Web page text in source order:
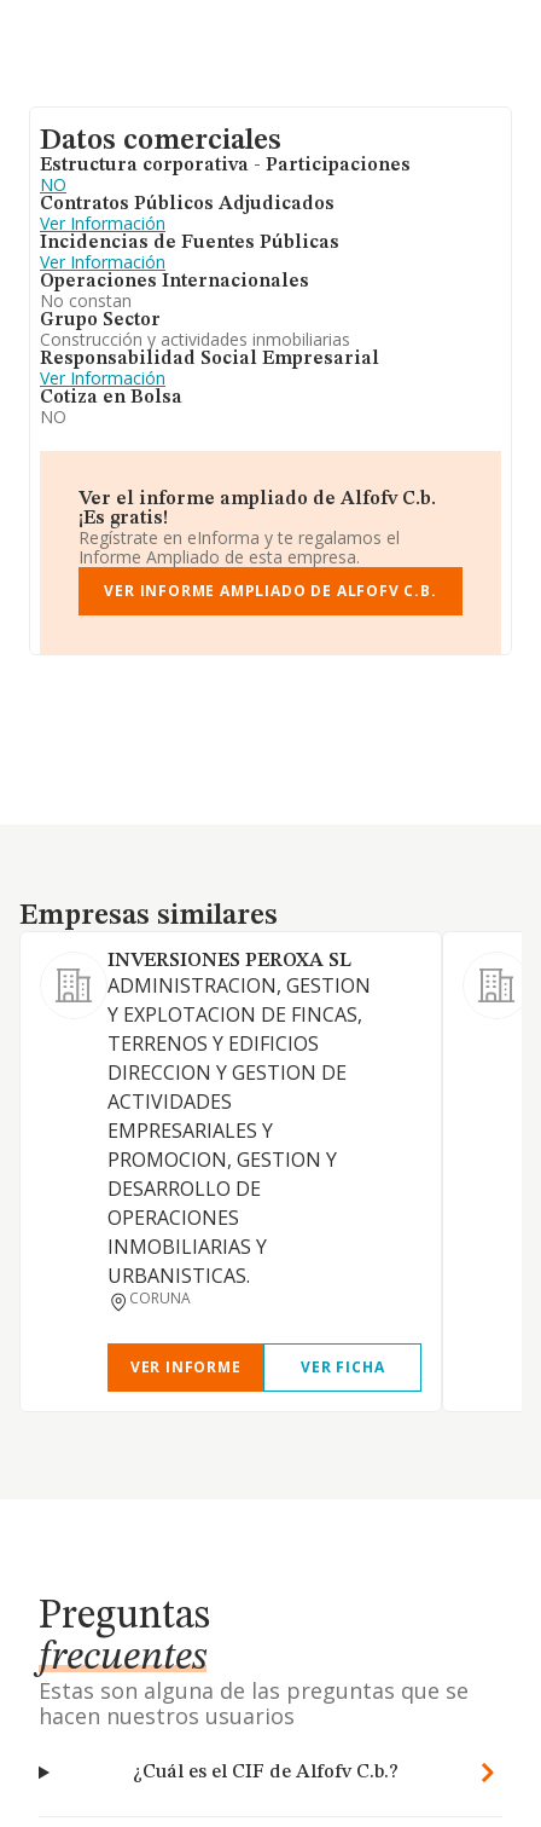
Datos comerciales
Estructura corporativa - Participaciones
NO
Contratos Públicos Adjudicados
Ver Información
Incidencias de Fuentes Públicas
Ver Información
Operaciones Internacionales
No constan
Grupo Sector
Construcción y actividades inmobiliarias
Responsabilidad Social Empresarial
Ver Información
Cotiza en Bolsa
NO
Ver el informe ampliado de Alfofv C.b.
¡Es gratis!
Regístrate en eInforma y te regalamos el
Informe Ampliado de esta empresa.
VER INFORME AMPLIADO DE ALFOFV C.B.
Empresas similares
Empresas similares
INVERSIONES PEROXA SL
ADMINISTRACION, GESTION
Y EXPLOTACION DE FINCAS,
TERRENOS Y EDIFICIOS
DIRECCION Y GESTION DE
ACTIVIDADES
EMPRESARIALES Y
PROMOCION, GESTION Y
DESARROLLO DE
OPERACIONES
INMOBILIARIAS Y
URBANISTICAS.
CORUNA
VER INFORME VER FICHA
Preguntas
frecuentes
Estas son alguna de las preguntas que se
hacen nuestros usuarios
¿Cuál es el CIF de Alfofv C.b.?